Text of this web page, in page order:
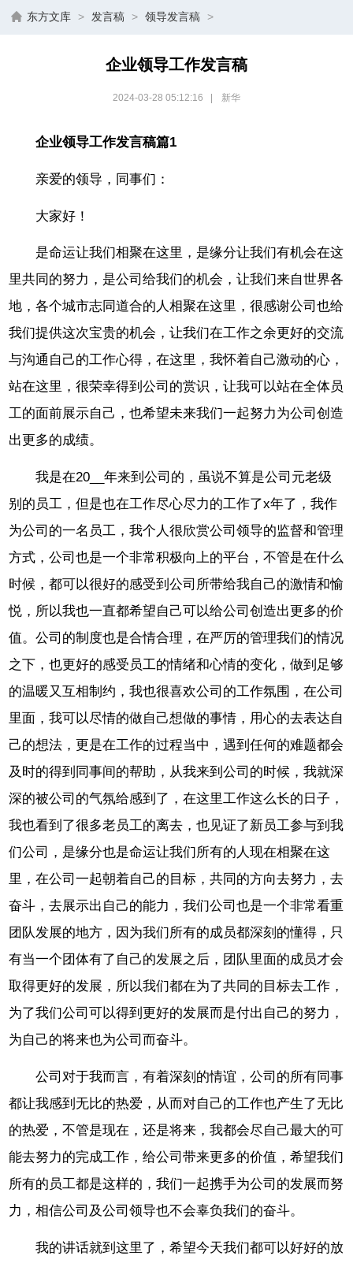
东方文库 > 发言稿 > 领导发言稿 >
企业领导工作发言稿
2024-03-28 05:12:16 新华
企业领导工作发言稿篇1
亲爱的领导，同事们：
大家好！
是命运让我们相聚在这里，是缘分让我们有机会在这
里共同的努力，是公司给我们的机会，让我们来自世界各
地，各个城市志同道合的人相聚在这里，很感谢公司也给
我们提供这次宝贵的机会，让我们在工作之余更好的交流
与沟通自己的工作心得，在这里，我怀着自己激动的心，
站在这里，很荣幸得到公司的赏识，让我可以站在全体员
工的面前展示自己，也希望未来我们一起努力为公司创造
出更多的成绩。
我是在20__年来到公司的，虽说不算是公司元老级
别的员工，但是也在工作尽心尽力的工作了x年了，我作
为公司的一名员工，我个人很欣赏公司领导的监督和管理
方式，公司也是一个非常积极向上的平台，不管是在什么
时候，都可以很好的感受到公司所带给我自己的激情和愉
悦，所以我也一直都希望自己可以给公司创造出更多的价
值。公司的制度也是合情合理，在严厉的管理我们的情况
之下，也更好的感受员工的情绪和心情的变化，做到足够
的温暖又互相制约，我也很喜欢公司的工作氛围，在公司
里面，我可以尽情的做自己想做的事情，用心的去表达自
己的想法，更是在工作的过程当中，遇到任何的难题都会
及时的得到同事间的帮助，从我来到公司的时候，我就深
深的被公司的气氛给感到了，在这里工作这么长的日子，
我也看到了很多老员工的离去，也见证了新员工参与到我
们公司，是缘分也是命运让我们所有的人现在相聚在这
里，在公司一起朝着自己的目标，共同的方向去努力，去
奋斗，去展示出自己的能力，我们公司也是一个非常看重
团队发展的地方，因为我们所有的成员都深刻的懂得，只
有当一个团体有了自己的发展之后，团队里面的成员才会
取得更好的发展，所以我们都在为了共同的目标去工作，
为了我们公司可以得到更好的发展而是付出自己的努力，
为自己的将来也为公司而奋斗。
公司对于我而言，有着深刻的情谊，公司的所有同事
都让我感到无比的热爱，从而对自己的工作也产生了无比
的热爱，不管是现在，还是将来，我都会尽自己最大的可
能去努力的完成工作，给公司带来更多的价值，希望我们
所有的员工都是这样的，我们一起携手为公司的发展而努
力，相信公司及公司领导也不会辜负我们的奋斗。
我的讲话就到这里了，希望今天我们都可以好好的放